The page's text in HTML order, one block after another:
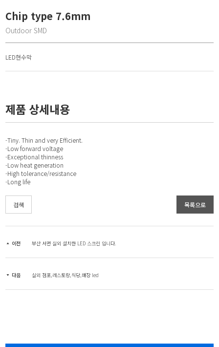
Chip type 7.6mm
Outdoor SMD
LED현수막
제품 상세내용
-Tiny. Thin and very Efficient.
-Low forward voltage
-Exceptional thinness
-Low heat generation
-High tolerance/resistance
-Long life
검색 목록으로
이전 부산 서면 실외 설치한 LED 스크린 입니다.
다음 실외 점포,레스토랑,식당,매장 led